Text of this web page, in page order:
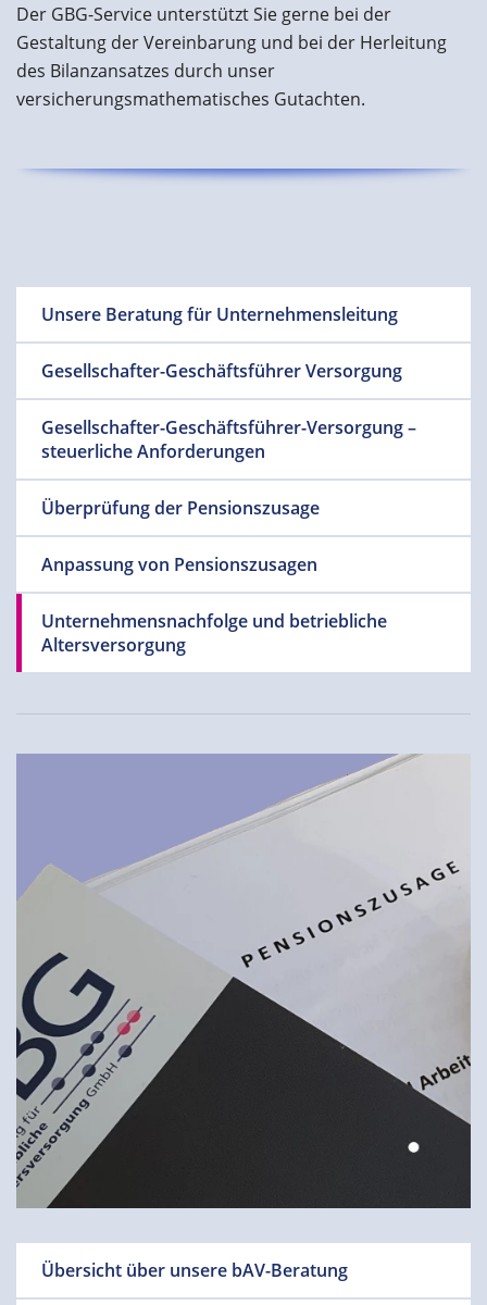
Der GBG-Service unterstützt Sie gerne bei der
Gestaltung der Vereinbarung und bei der Herleitung
des Bilanzansatzes durch unser
versicherungsmathematisches Gutachten.
Unsere Beratung für Unternehmensleitung
Gesellschafter-Geschäftsführer Versorgung
Gesellschafter-Geschäftsführer-Versorgung –
steuerliche Anforderungen
Überprüfung der Pensionszusage
Anpassung von Pensionszusagen
Unternehmensnachfolge und betriebliche
Altersversorgung
Übersicht über unsere bAV-Beratung